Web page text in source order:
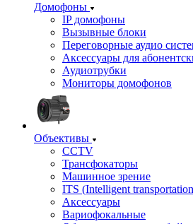
Домофоны
IP домофоны
Вызывные блоки
Переговорные аудио
Аксессуары для
Аудиотрубки
Мониторы домофонов
Объективы
CCTV
Трансфокаторы
Машинное зрение
ITS (Intelligent
Аксессуары
Вариофокальные